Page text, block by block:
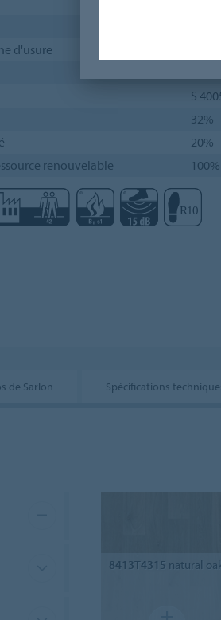
d'usure
S
32%
20%
renouvelable
100%
de Sarlon Spécifications
8413T4315 natural